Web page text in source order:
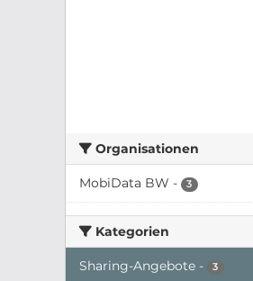
Organisationen
MobiData BW - 3
Kategorien
Sharing-Angebote - 3